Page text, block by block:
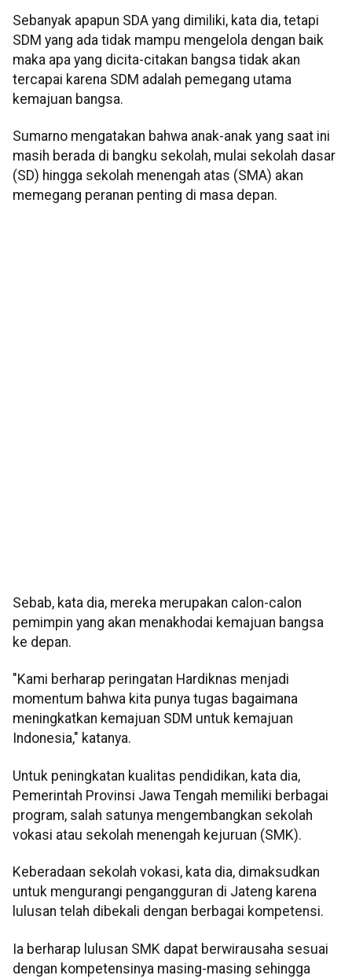
Sebanyak apapun SDA yang dimiliki, kata dia, tetapi
SDM yang ada tidak mampu mengelola dengan baik
maka apa yang dicita-citakan bangsa tidak akan
tercapai karena SDM adalah pemegang utama
kemajuan bangsa.
Sumarno mengatakan bahwa anak-anak yang saat ini
masih berada di bangku sekolah, mulai sekolah dasar
(SD) hingga sekolah menengah atas (SMA) akan
memegang peranan penting di masa depan.
Sebab, kata dia, mereka merupakan calon-calon
pemimpin yang akan menakhodai kemajuan bangsa
ke depan.
"Kami berharap peringatan Hardiknas menjadi
momentum bahwa kita punya tugas bagaimana
meningkatkan kemajuan SDM untuk kemajuan
Indonesia," katanya.
Untuk peningkatan kualitas pendidikan, kata dia,
Pemerintah Provinsi Jawa Tengah memiliki berbagai
program, salah satunya mengembangkan sekolah
vokasi atau sekolah menengah kejuruan (SMK).
Keberadaan sekolah vokasi, kata dia, dimaksudkan
untuk mengurangi pengangguran di Jateng karena
lulusan telah dibekali dengan berbagai kompetensi.
Ia berharap lulusan SMK dapat berwirausaha sesuai
dengan kompetensinya masing-masing sehingga